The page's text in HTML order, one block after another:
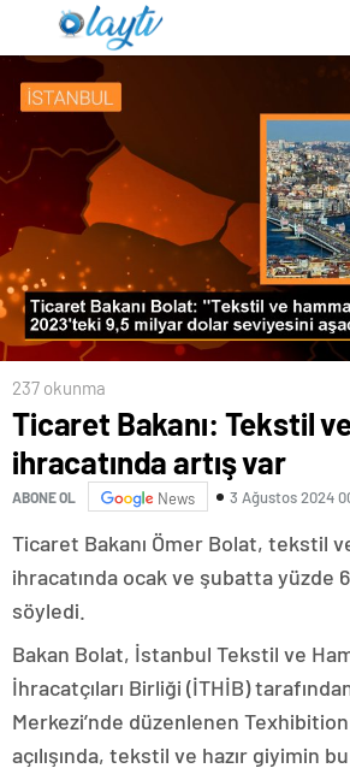
237 okunma
Ticaret Bakanı: Tekstil
ihracatında artış var
ABONE OL News 3 Ağustos 2024
Ticaret Bakanı Ömer Bolat, tekstil
ihracatında ocak ve şubatta yüzde
söyledi.
Bakan Bolat, İstanbul Tekstil ve
İhracatçıları Birliği (İTHİB)
Merkezi’nde düzenlenen Texhibition
açılışında, tekstil ve hazır giyimin
konuştu Açıklaması